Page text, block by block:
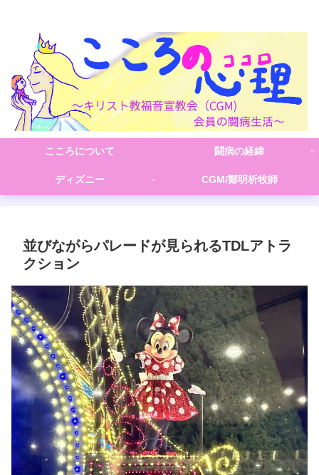
こころについて 闘病の経緯
ディズニー CGM/鄭明析牧師
並びながらパレードが見られるTDLアトラ
クション